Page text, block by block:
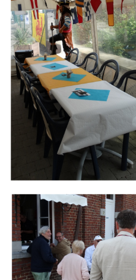
Branding
ARMCHAIR